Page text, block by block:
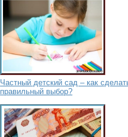
Частный детский сад – как
правильный выбор?